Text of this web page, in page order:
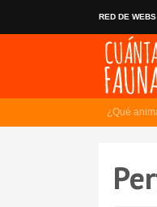
RED DE WEBS
¿Qué